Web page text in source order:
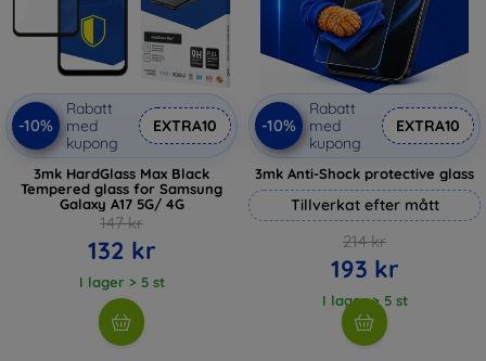
-10%
Rabatt
med
kupong
EXTRA10
3mk HardGlass Max Black
Tempered glass for Samsung
Galaxy A17 5G/ 4G
147 kr
132 kr
I lager > 5 st
-10%
Rabatt
med
kupong
EXTRA10
3mk Anti-Shock protective glass
Tillverkat efter mått
214 kr
193 kr
I lager > 5 st